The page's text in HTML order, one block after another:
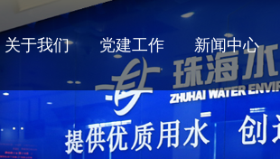
关于我们 党建工作 新闻中心